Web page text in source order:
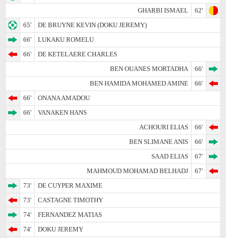
GHARBI ISMAEL
62'
65'
DE BRUYNE KEVIN (DOKU JEREMY)
66'
LUKAKU ROMELU
66'
DE KETELAERE CHARLES
BEN OUANES MORTADHA
66'
BEN HAMIDA MOHAMED AMINE
66'
66'
ONANA AMADOU
66'
VANAKEN HANS
ACHOURI ELIAS
66'
BEN SLIMANE ANIS
66'
SAAD ELIAS
67'
MAHMOUD MOHAMAD BELHADJ
67'
73'
DE CUYPER MAXIME
73'
CASTAGNE TIMOTHY
74'
FERNANDEZ MATIAS
74'
DOKU JEREMY